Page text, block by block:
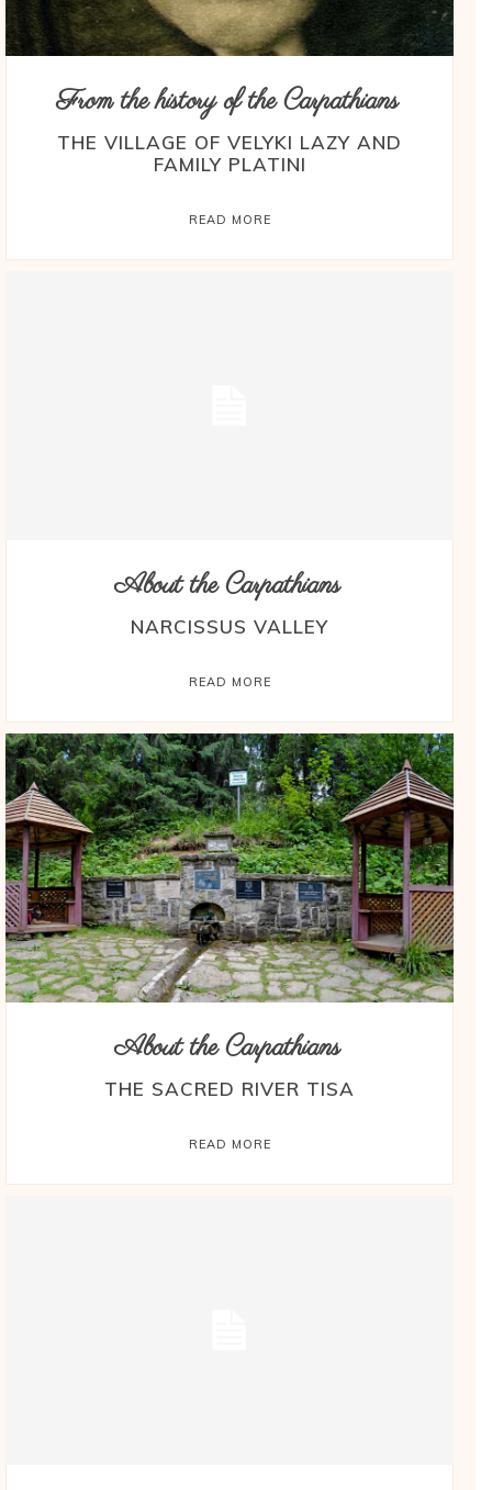
From the history of the Carpathians
THE VILLAGE OF VELYKI LAZY AND
FAMILY PLATINI
READ MORE
About the Carpathians
NARCISSUS VALLEY
READ MORE
About the Carpathians
THE SACRED RIVER TISA
READ MORE